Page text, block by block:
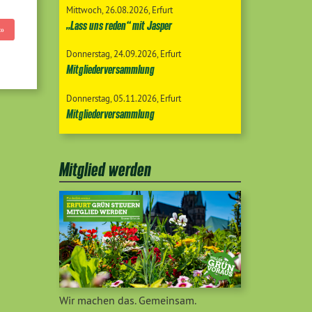
Mittwoch 26.08.2026 Erfurt
„Lass uns reden“ mit Jasper
Donnerstag 24.09.2026 Erfurt
Mitgliederversammlung
Donnerstag 05.11.2026 Erfurt
Mitgliederversammlung
Mitglied werden
Wir machen das. Gemeinsam.